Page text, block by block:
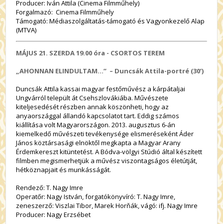
Producer: Iván Attila (Cinema Filmműhely)
Forgalmazó: Cinema Filmműhely
Támogató: Médiaszolgáltatás-támogató és Vagyonkezelő Alap
(MTVA)
MÁJUS 21. SZERDA19.00 óra - CSORTOS TEREM
„AHONNAN ELINDULTAM...” – Duncsák Attila-portré (30’)
Duncsák Attila kassai magyar festőművész a kárpátaljai
Ungvárról települt át Csehszlovákiába. Művészete
kiteljesedését részben annak köszönheti, hogy az
anyaországgal állandó kapcsolatot tart. Eddig számos
kiállítása volt Magyarországon. 2013. augusztus 6-án
kiemelkedő művészeti tevékenysége elismeréseként Áder
János köztársasági elnöktől megkapta a Magyar Arany
Érdemkereszt kitüntetést. A Bódva-völgyi Stúdió által készített
filmben megismerhetjük a művész viszontagságos életútját,
hétköznapjait és munkásságát.
Rendező: T. Nagy Imre
Operatőr: Nagy István, forgatókönyvíró: T. Nagy Imre,
zeneszerző: Viszlai Tibor, Marek Horňák, vágó: ifj. Nagy Imre
Producer: Nagy Erzsébet